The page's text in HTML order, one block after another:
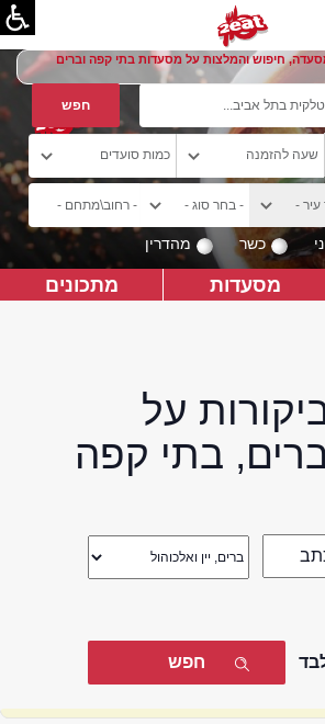
חיפוש והמלצות על מסעדות בתי קפה וברים
כשר מהדרין
מסעדות מתכונים
על
בתי קפה